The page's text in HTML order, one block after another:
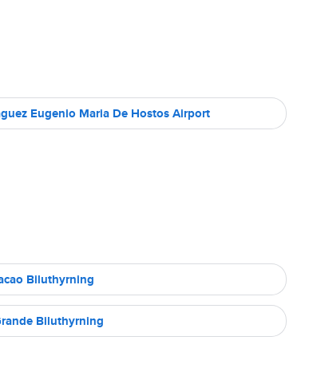
Eugenio Maria De Hostos Airport
Biluthyrning
Biluthyrning